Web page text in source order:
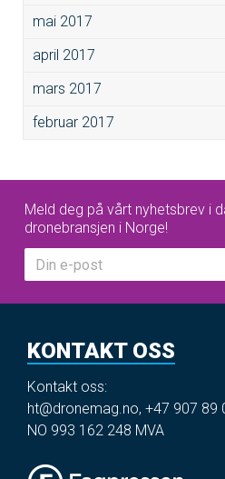
mai 2017
april 2017
mars 2017
februar 2017
Meld deg på vårt nyhetsbrev i
dronebransjen i Norge!
KONTAKT OSS
Kontakt oss:
ht@dronemag.no, +47 907 89
NO 993 162 248 MVA